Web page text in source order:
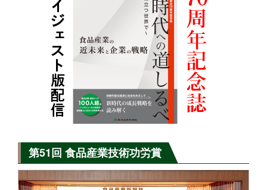
第51回 食品産業技術功労賞